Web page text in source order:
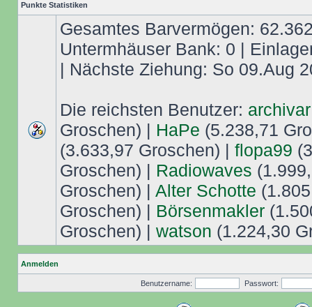
Punkte Statistiken
Gesamtes Barvermögen:
Untermhäuser Bank: 0 |
| Nächste Ziehung: So 09.Aug
Die reichsten Benutzer: archivar
Groschen) | HaPe (5.238,71
(3.633,97 Groschen) | flopa99
Groschen) | Radiowaves
Groschen) | Alter Schotte
Groschen) | Börsenmakler
Groschen) | watson (1.224,30
Anmelden
Benutzername: Passwort: